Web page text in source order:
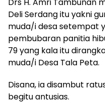
Deli Serdang itu yakni
muda/i desa setempat
pembubaran panitia
79 yang kala itu
muda/i Desa Tala Peta.
Disana, ia disambut
begitu antusias.